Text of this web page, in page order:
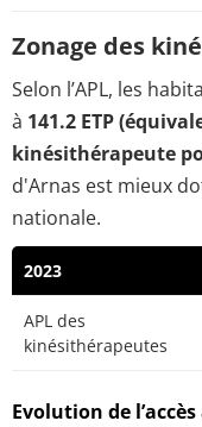
Zonage des
Selon l’APL, les
à 141.2 ETP
kinésithérapeute
d'Arnas est mieux
nationale.
2023
APL des
kinésithérapeutes
Evolution de